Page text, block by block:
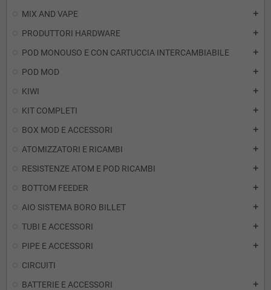
MIX AND VAPE add
PRODUTTORI HARDWARE add
POD MONOUSO E CON CARTUCCIA INTERCAMBIABILE add
POD MOD add
KIWI add
KIT COMPLETI add
BOX MOD E ACCESSORI add
ATOMIZZATORI E RICAMBI add
RESISTENZE ATOM E POD RICAMBI add
BOTTOM FEEDER add
AIO SISTEMA BORO BILLET add
TUBI E ACCESSORI add
PIPE E ACCESSORI add
CIRCUITI
BATTERIE E ACCESSORI
add